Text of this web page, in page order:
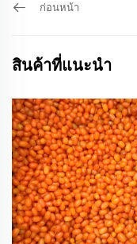
ก่อนหน้า
สินค้าที่แนะนำ